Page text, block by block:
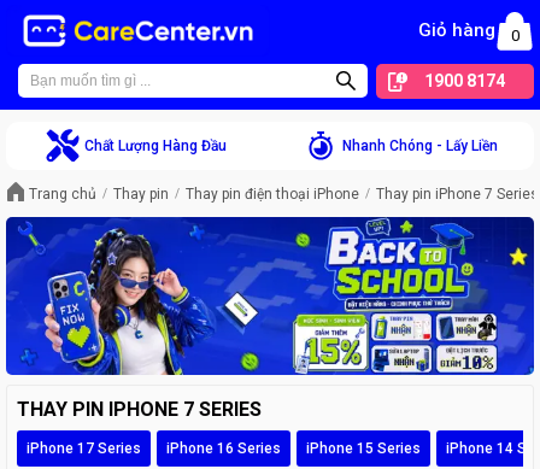
Giỏ hàng 0
1900 8174
Chất Lượng Hàng Đầu Nhanh Chóng - Lấy Liền
Trang chủ Thay pin Thay pin điện thoại iPhone Thay pin iPhone 7 Series
THAY PIN IPHONE 7 SERIES
iPhone 17 Series iPhone 16 Series iPhone 15 Series iPhone 14